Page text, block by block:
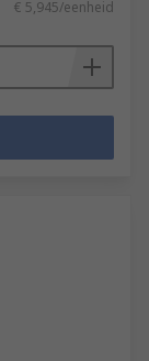
€ 5,945/eenheid